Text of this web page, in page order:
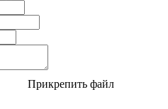
Прикрепить файл